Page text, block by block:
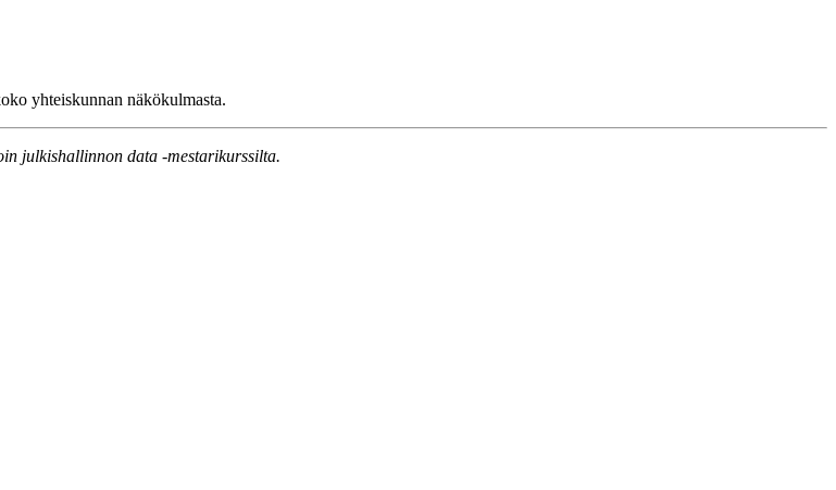
yhteiskunnan näkökulmasta.
julkishallinnon data -mestarikurssilta.